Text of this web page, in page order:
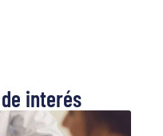
interés